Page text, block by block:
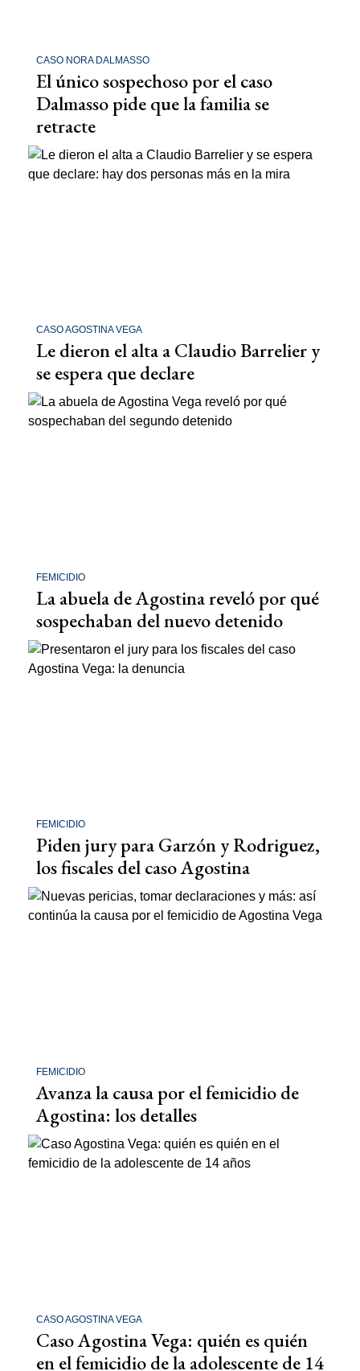
CASO NORA DALMASSO
El único sospechoso por el caso
Dalmasso pide que la familia se
retracte
CASO AGOSTINA VEGA
Le dieron el alta a Claudio Barrelier y
se espera que declare
FEMICIDIO
La abuela de Agostina reveló por qué
sospechaban del nuevo detenido
FEMICIDIO
Piden jury para Garzón y Rodriguez,
los fiscales del caso Agostina
FEMICIDIO
Avanza la causa por el femicidio de
Agostina: los detalles
CASO AGOSTINA VEGA
Caso Agostina Vega: quién es quién
en el femicidio de la adolescente de 14